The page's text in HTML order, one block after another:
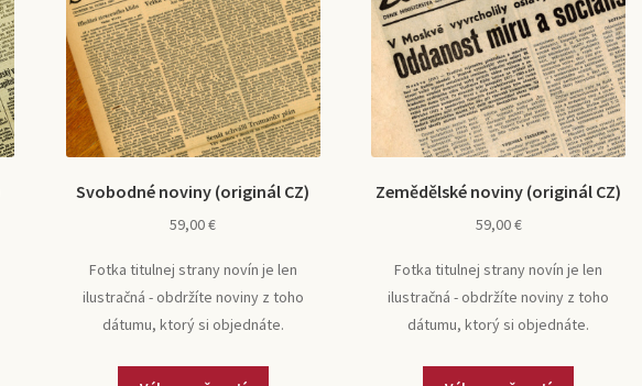
Svobodné noviny (originál CZ)
59,00€
Fotka titulnej strany novín je len
ilustračná - obdržíte noviny z toho
dátumu, ktorý si objednáte.
Zemědělské noviny (originál CZ)
59,00€
Fotka titulnej strany novín je len
ilustračná - obdržíte noviny z toho
dátumu, ktorý si objednáte.